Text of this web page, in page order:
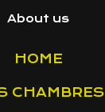
About us
HOME
CHAMBRES